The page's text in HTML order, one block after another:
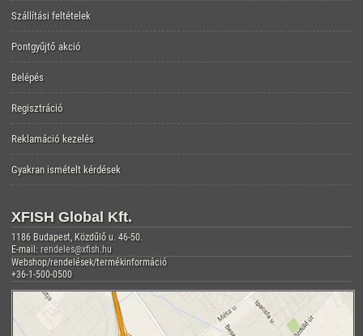
Szállítási feltételek
Pontgyűjtő akció
Belépés
Regisztráció
Reklamáció kezelés
Gyakran ismételt kérdések
XFISH Global Kft.
1186 Budapest, Közdűlő u. 46-50.
E-mail: rendeles@xfish.hu
Webshop/rendelések/termékinformáció
+36-1-500-0500